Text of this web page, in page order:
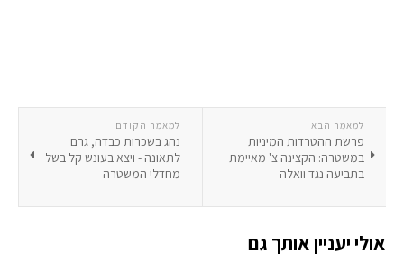
למאמר הקודם
נהג בשכרות כבדה, גרם
לתאונה - ויצא בעונש קל בשל
מחדלי המשטרה
למאמר הבא
פרשת ההטרדות המיניות
במשטרה: הקצינה צ' מאיימת
בתביעה נגד וואלה
אולי יעניין אותך גם